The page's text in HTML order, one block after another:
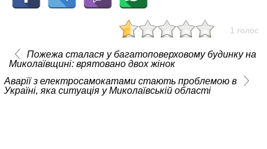
1 голос
Пожежа сталася у багатоповерховому будинку на
Миколаївщині: врятовано двох жінок
Аварії з електросамокатами стають проблемою в
Україні, яка ситуація у Миколаївській області